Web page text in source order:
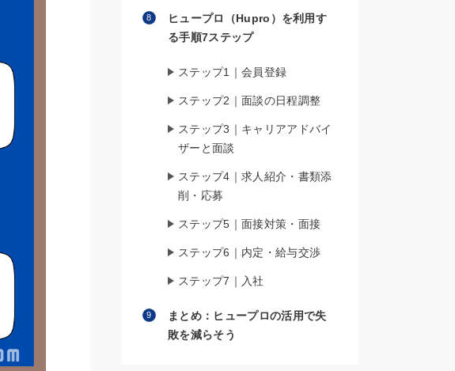
ヒュープロ（Hupro）を利用す
る手順7ステップ
ステップ1｜会員登録
ステップ2｜面談の日程調整
ステップ3｜キャリアアドバイ
ザーと面談
ステップ4｜求人紹介・書類添
削・応募
ステップ5｜面接対策・面接
ステップ6｜内定・給与交渉
ステップ7｜入社
まとめ：ヒュープロの活用で失
敗を減らそう